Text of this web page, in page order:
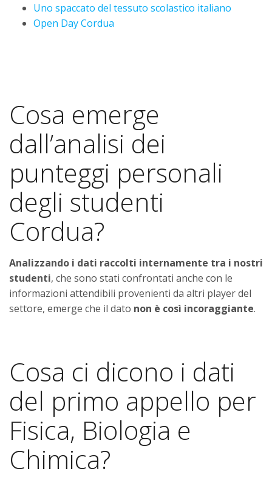
Uno spaccato del tessuto scolastico italiano
Open Day Cordua
Cosa emerge
dall’analisi dei
punteggi personali
degli studenti
Cordua?
Analizzando i dati raccolti internamente tra i nostri
studenti, che sono stati confrontati anche con le
informazioni attendibili provenienti da altri player del
settore, emerge che il dato non è così incoraggiante.
Cosa ci dicono i dati
del primo appello per
Fisica, Biologia e
Chimica?